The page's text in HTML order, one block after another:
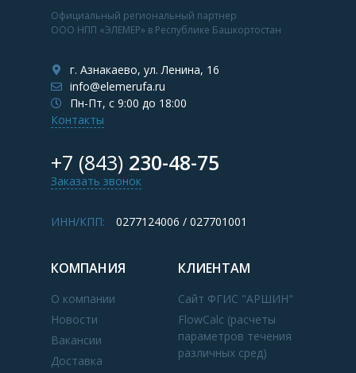
Официальный региональный партнер
ООО НПП «ЭЛЕМЕР» в Республике Башкортостан
г. Азнакаево, ул. Ленина, 16
info@elemerufa.ru
Пн-Пт, с 9:00 до 18:00
Контакты
+7 (843) 230-48-75
Заказать звонок
ИНН/КПП: 0277124006 / 027701001
КОМПАНИЯ
О компании
Новости
Вакансии
Доставка
КЛИЕНТАМ
Сайт ФГИС "АРШИН"
FlowCalc (расчеты
параметров течения
различных сред)